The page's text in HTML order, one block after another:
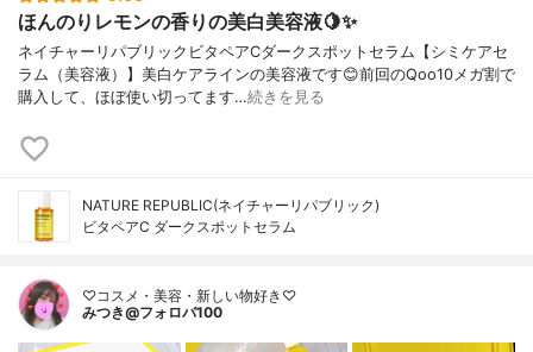
ほんのりレモンの香りの美白美容液🍋✨
ネイチャーリパブリックビタペアCダークスポットセラム【シミケアセ
ラム（美容液）】美白ケアラインの美容液です😊前回のQoo10メガ割で
購入して、ほぼ使い切ってます…続きを見る
NATURE REPUBLIC(ネイチャーリパブリック)
ビタペアC ダークスポットセラム
♡コスメ・美容・新しい物好き♡
みつき@フォロバ100